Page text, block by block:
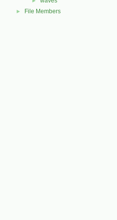
► File Members